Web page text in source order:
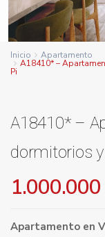
Inicio Apartamento
A18410* –
Pi
A18410* –
dormitorios
Apartamento en